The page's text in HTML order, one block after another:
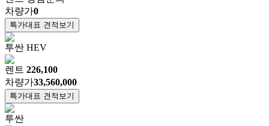
차량가0
특가대표 견적보기
투싼 HEV
렌트 226,100
차량가33,560,000
특가대표 견적보기
투싼